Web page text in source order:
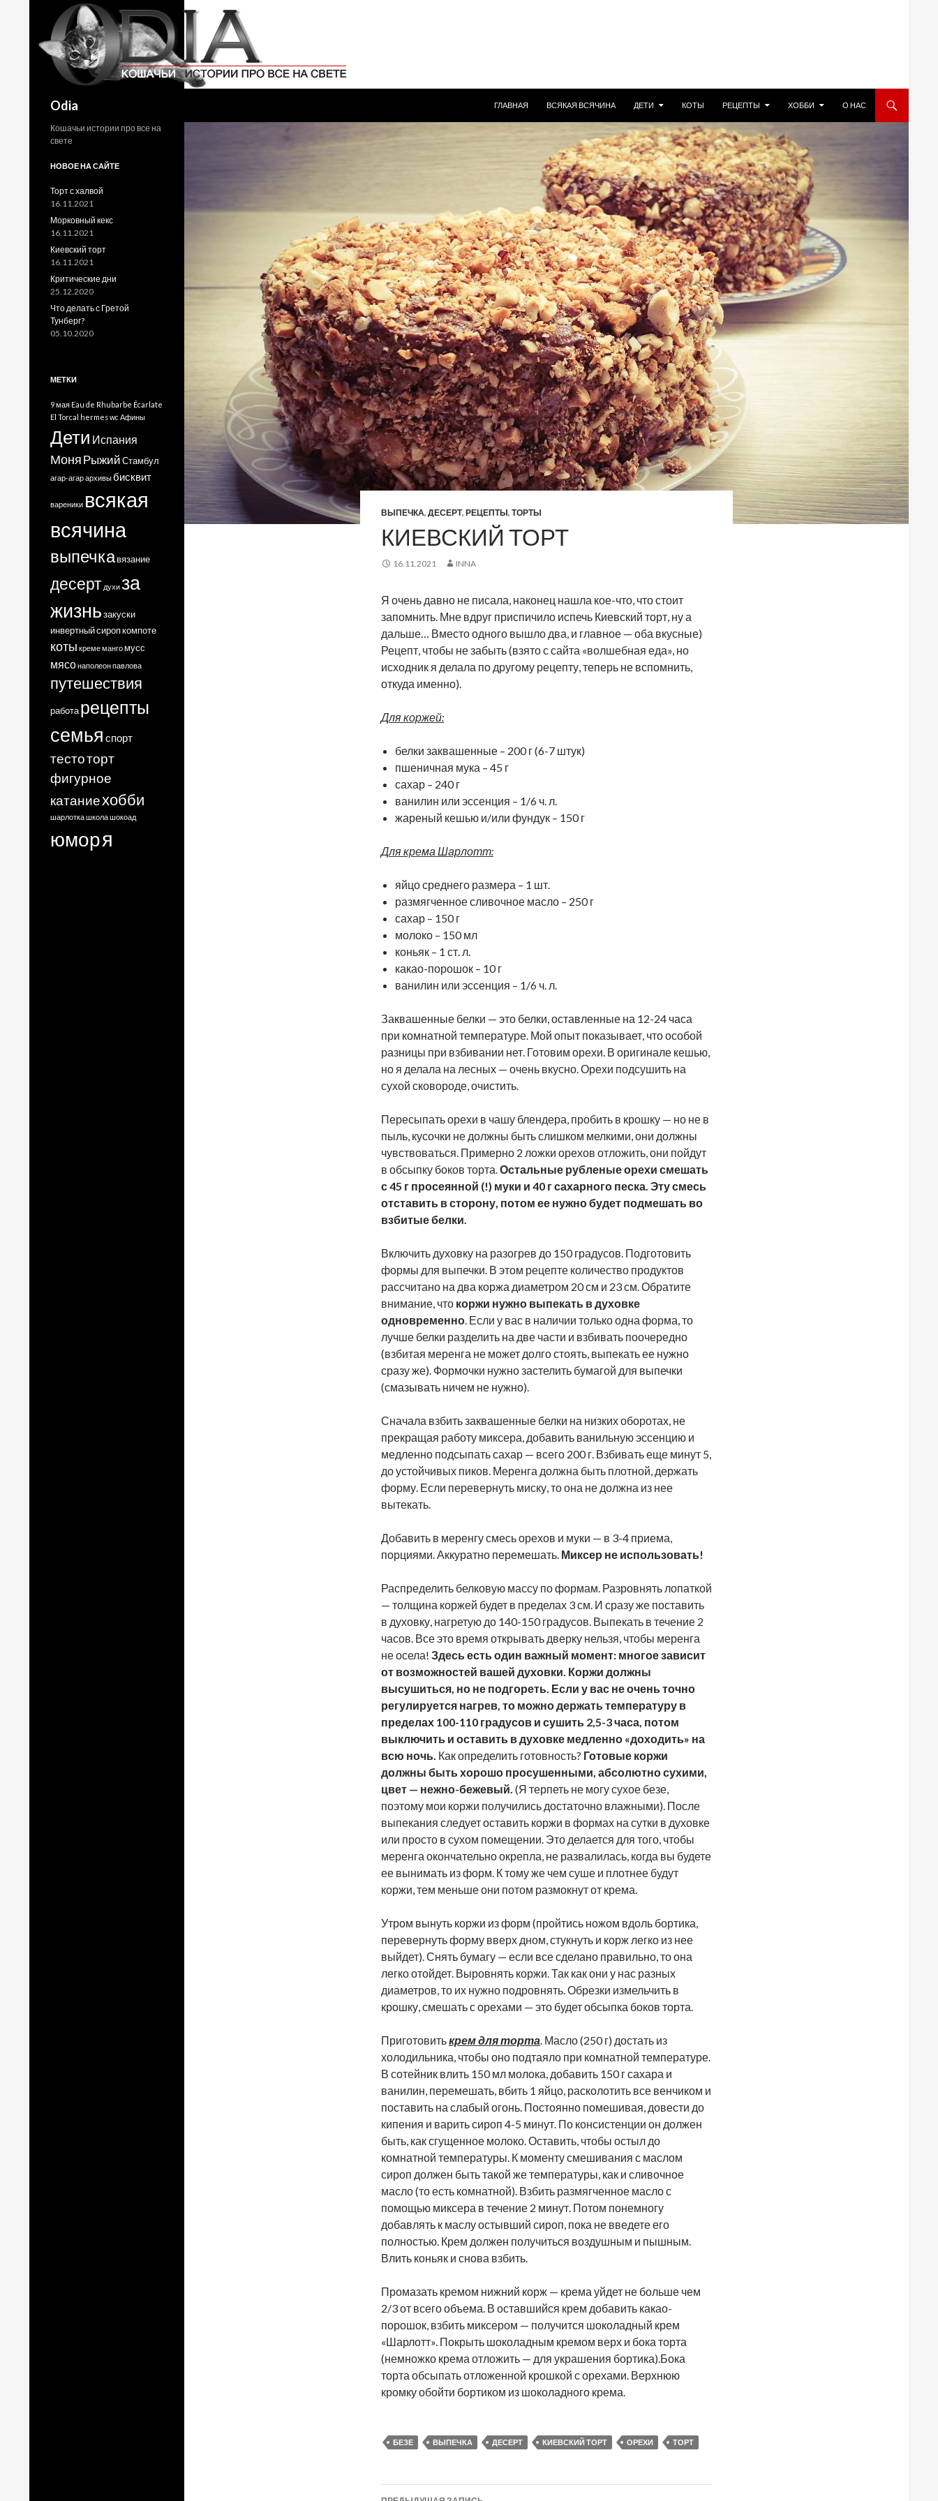
Odia
ГЛАВНАЯ
ВСЯКАЯ ВСЯЧИНА ДЕТИ КОТЫ РЕЦЕПТЫ ХОББИ О НАС
ВЫПЕЧКА, ДЕСЕРТ, РЕЦЕПТЫ, ТОРТЫ
КИЕВСКИЙ ТОРТ
16.11.2021 INNA
Я очень давно не писала, наконец нашла кое-что, что стоит
запомнить. Мне вдруг приспичило испечь Киевский торт, ну а
дальше… Вместо одного вышло два, и главное — оба вкусные)
Рецепт, чтобы не забыть (взято с сайта «волшебная еда», но
исходник я делала по другому рецепту, теперь не вспомнить,
откуда именно).
Для коржей:
белки заквашенные – 200 г (6-7 штук)
пшеничная мука – 45 г
сахар – 240 г
ванилин или эссенция – 1/6 ч. л.
жареный кешью и/или фундук – 150 г
Для крема Шарлотт:
яйцо среднего размера – 1 шт.
размягченное сливочное масло – 250 г
сахар – 150 г
молоко – 150 мл
коньяк – 1 ст. л.
какао-порошок – 10 г
ванилин или эссенция – 1/6 ч. л.
Заквашенные белки — это белки, оставленные на 12-24 часа
при комнатной температуре. Мой опыт показывает, что особой
разницы при взбивании нет. Готовим орехи. В оригинале кешью,
но я делала на лесных — очень вкусно. Орехи подсушить на
сухой сковороде, очистить.
Пересыпать орехи в чашу блендера, пробить в крошку — но не в
пыль, кусочки не должны быть слишком мелкими, они должны
чувствоваться. Примерно 2 ложки орехов отложить, они пойдут
в обсыпку боков торта.Остальные рубленые орехи смешать
с 45 г просеянной (!) муки и 40 г сахарного песка. Эту смесь
отставить в сторону, потом ее нужно будет подмешать во
взбитые белки.
Включить духовку на разогрев до 150 градусов. Подготовить
формы для выпечки. В этом рецепте количество продуктов
рассчитано на два коржа диаметром 20 см и 23 см. Обратите
внимание, что коржи нужно выпекать в духовке
одновременно. Если у вас в наличии только одна форма, то
лучше белки разделить на две части и взбивать поочередно
(взбитая меренга не может долго стоять, выпекать ее нужно
сразу же). Формочки нужно застелить бумагой для выпечки
(смазывать ничем не нужно).
Сначала взбить заквашенные белки на низких оборотах, не
прекращая работу миксера, добавить ванильную эссенцию и
медленно подсыпать сахар — всего 200 г. Взбивать еще минут 5,
до устойчивых пиков. Меренга должна быть плотной, держать
форму. Если перевернуть миску, то она не должна из нее
вытекать.
Добавить в меренгу смесь орехов и муки — в 3-4 приема,
порциями. Аккуратно перемешать. Миксер не использовать!
Распределить белковую массу по формам. Разровнять лопаткой
— толщина коржей будет в пределах 3 см. И сразу же поставить
в духовку, нагретую до 140-150 градусов. Выпекать в течение 2
часов. Все это время открывать дверку нельзя, чтобы меренга
не осела! Здесь есть один важный момент: многое зависит
от возможностей вашей духовки. Коржи должны
высушиться, но не подгореть. Если у вас не очень точно
регулируется нагрев, то можно держать температуру в
пределах 100-110 градусов и сушить 2,5-3 часа, потом
выключить и оставить в духовке медленно «доходить» на
всю ночь. Как определить готовность? Готовые коржи
должны быть хорошо просушенными, абсолютно сухими,
цвет — нежно-бежевый. (Я терпеть не могу сухое безе,
поэтому мои коржи получились достаточно влажными). После
выпекания следует оставить коржи в формах на сутки в духовке
или просто в сухом помещении. Это делается для того, чтобы
меренга окончательно окрепла, не развалилась, когда вы будете
ее вынимать из форм. К тому же чем суше и плотнее будут
коржи, тем меньше они потом размокнут от крема.
Утром вынуть коржи из форм (пройтись ножом вдоль бортика,
перевернуть форму вверх дном, стукнуть и корж легко из нее
выйдет). Снять бумагу — если все сделано правильно, то она
легко отойдет. Выровнять коржи. Так как они у нас разных
диаметров, то их нужно подровнять. Обрезки измельчить в
крошку, смешать с орехами — это будет обсыпка боков торта.
Приготовитькрем для торта. Масло (250 г) достать из
холодильника, чтобы оно подтаяло при комнатной температуре.
В сотейник влить 150 мл молока, добавить 150 г сахара и
ванилин, перемешать, вбить 1 яйцо, расколотить все венчиком и
поставить на слабый огонь. Постоянно помешивая, довести до
кипения и варить сироп 4-5 минут. По консистенции он должен
быть, как сгущенное молоко. Оставить, чтобы остыл до
комнатной температуры. К моменту смешивания с маслом
сироп должен быть такой же температуры, как и сливочное
масло (то есть комнатной). Взбить размягченное масло с
помощью миксера в течение 2 минут. Потом понемногу
добавлять к маслу остывший сироп, пока не введете его
полностью. Крем должен получиться воздушным и пышным.
Влить коньяк и снова взбить.
Промазать кремом нижний корж — крема уйдет не больше чем
2/3 от всего объема. В оставшийся крем добавить какао-
порошок, взбить миксером — получится шоколадный крем
«Шарлотт». Покрыть шоколадным кремом верх и бока торта
(немножко крема отложить — для украшения бортика).Бока
торта обсыпать отложенной крошкой с орехами. Верхнюю
кромку обойти бортиком из шоколадного крема.
БЕЗЕ ВЫПЕЧКА ДЕСЕРТ КИЕВСКИЙ ТОРТ ОРЕХИ ТОРТ
Навигация
Кошачьи истории про все на
свете
НОВОЕ НА САЙТЕ
Торт с халвой
16.11.2021
Морковный кекс
16.11.2021
Киевский торт
16.11.2021
Критические дни
25.12.2020
Что делать с Гретой
Тунберг?
05.10.2020
МЕТКИ
9 мая Eau de Rhubarbe Écarlate
El Torcal hermeswcАфины
Дети Испания
МоняРыжий Стамбул
агар-агарархивыбисквит
вареники всякая
всячина
выпечкавязание
десерт духиза
жизнь закуски
инвертный сиропкомпоте
коты кремемангомусс
мясонаполеонпавлова
путешествия
работа рецепты
семья спорт
тестоторт
фигурное
катаниехобби
шарлоткашколашокоад
юморя